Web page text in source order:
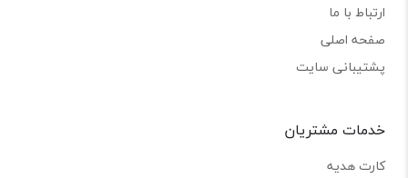
ارتباط با ما
صفحه اصلی
پشتیبانی سایت
خدمات مشتریان
کارت هدیه